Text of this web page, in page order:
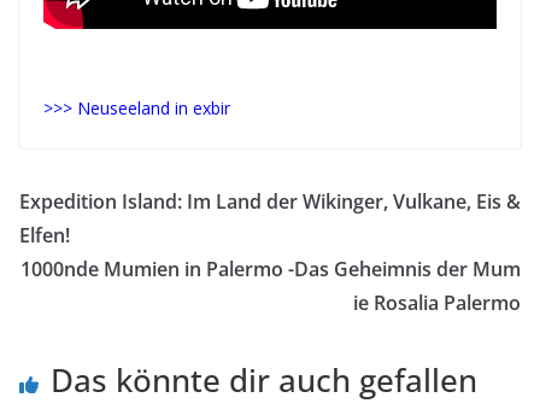
>>> Neuseeland in exbir
Expedition Island: Im Land der Wikinger, Vulkane, Eis &
Elfen!
1000nde Mumien in Palermo -Das Geheimnis der Mum
ie Rosalia Palermo
Das könnte dir auch gefallen